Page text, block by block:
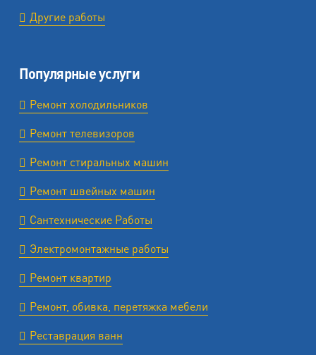
Другие работы
Популярные услуги
Ремонт холодильников
Ремонт телевизоров
Ремонт стиральных машин
Ремонт швейных машин
Сантехнические Работы
Электромонтажные работы
Ремонт квартир
Ремонт, обивка, перетяжка мебели
Реставрация ванн